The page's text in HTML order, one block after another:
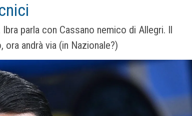
parla con Cassano nemico di Allegri. Il
andrà via (in Nazionale?)